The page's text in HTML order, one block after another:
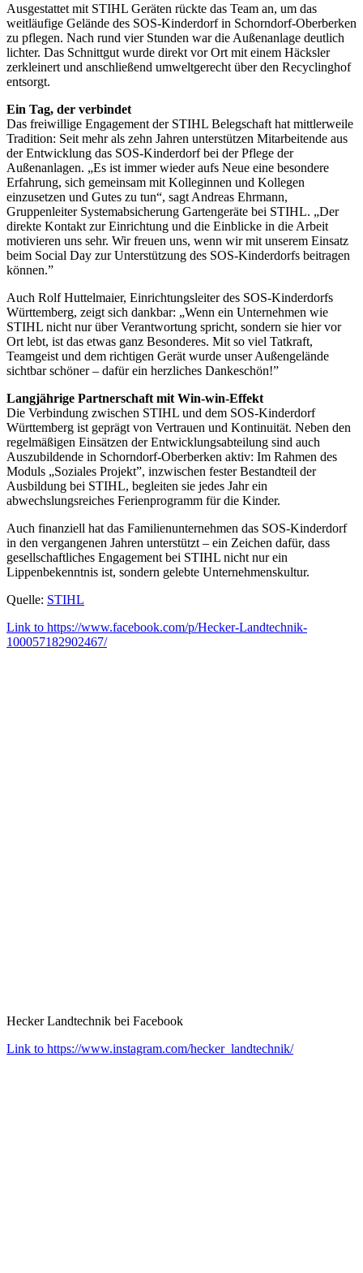
Ausgestattet mit STIHL Geräten rückte das Team an, um das
weitläufige Gelände des SOS-Kinderdorf in Schorndorf-Oberberken
zu pflegen. Nach rund vier Stunden war die Außenanlage deutlich
lichter. Das Schnittgut wurde direkt vor Ort mit einem Häcksler
zerkleinert und anschließend umweltgerecht über den Recyclinghof
entsorgt.
Ein Tag, der verbindet
Das freiwillige Engagement der STIHL Belegschaft hat mittlerweile
Tradition: Seit mehr als zehn Jahren unterstützen Mitarbeitende aus
der Entwicklung das SOS-Kinderdorf bei der Pflege der
Außenanlagen. „Es ist immer wieder aufs Neue eine besondere
Erfahrung, sich gemeinsam mit Kolleginnen und Kollegen
einzusetzen und Gutes zu tun“, sagt Andreas Ehrmann,
Gruppenleiter Systemabsicherung Gartengeräte bei STIHL. „Der
direkte Kontakt zur Einrichtung und die Einblicke in die Arbeit
motivieren uns sehr. Wir freuen uns, wenn wir mit unserem Einsatz
beim Social Day zur Unterstützung des SOS-Kinderdorfs beitragen
können.”
Auch Rolf Huttelmaier, Einrichtungsleiter des SOS-Kinderdorfs
Württemberg, zeigt sich dankbar: „Wenn ein Unternehmen wie
STIHL nicht nur über Verantwortung spricht, sondern sie hier vor
Ort lebt, ist das etwas ganz Besonderes. Mit so viel Tatkraft,
Teamgeist und dem richtigen Gerät wurde unser Außengelände
sichtbar schöner – dafür ein herzliches Dankeschön!”
Langjährige Partnerschaft mit Win-win-Effekt
Die Verbindung zwischen STIHL und dem SOS-Kinderdorf
Württemberg ist geprägt von Vertrauen und Kontinuität. Neben den
regelmäßigen Einsätzen der Entwicklungsabteilung sind auch
Auszubildende in Schorndorf-Oberberken aktiv: Im Rahmen des
Moduls „Soziales Projekt”, inzwischen fester Bestandteil der
Ausbildung bei STIHL, begleiten sie jedes Jahr ein
abwechslungsreiches Ferienprogramm für die Kinder.
Auch finanziell hat das Familienunternehmen das SOS-Kinderdorf
in den vergangenen Jahren unterstützt – ein Zeichen dafür, dass
gesellschaftliches Engagement bei STIHL nicht nur ein
Lippenbekenntnis ist, sondern gelebte Unternehmenskultur.
Quelle: STIHL
Link to https://www.facebook.com/p/Hecker-Landtechnik-
100057182902467/
Hecker Landtechnik bei Facebook
Link to https://www.instagram.com/hecker_landtechnik/